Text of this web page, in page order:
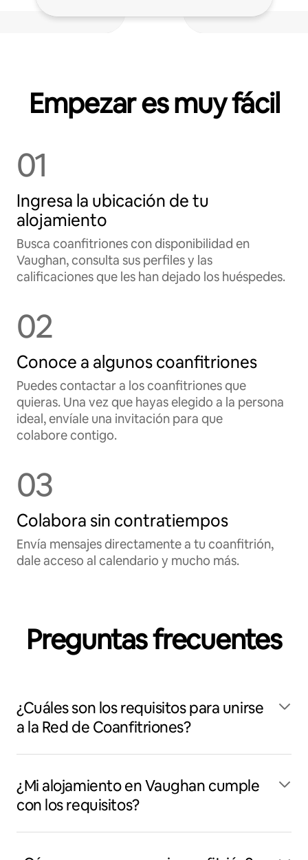
Empezar es muy fácil
01
Ingresa la ubicación de tu
alojamiento
Busca coanfitriones con disponibilidad en
Vaughan, consulta sus perfiles y las
calificaciones que les han dejado los huéspedes.
02
Conoce a algunos coanfitriones
Puedes contactar a los coanfitriones que
quieras. Una vez que hayas elegido a la persona
ideal, envíale una invitación para que
colabore contigo.
03
Colabora sin contratiempos
Envía mensajes directamente a tu coanfitrión,
dale acceso al calendario y mucho más.
Preguntas frecuentes
¿Cuáles son los requisitos para unirse
a la Red de Coanfitriones?
¿Mi alojamiento en Vaughan cumple
con los requisitos?